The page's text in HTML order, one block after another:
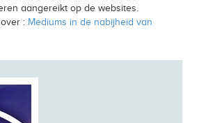
aangereikt op de websites.
: Mediums in de nabijheid van